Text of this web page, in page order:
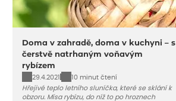
Doma v zahradě, doma v kuchyni – s
čerstvě natrhaným voňavým
rybízem
29.4.2021
10 minut čtení
Hřejivé teplo letního sluníčka, které se sklání k
obzoru. Mísa rybízu, do níž to po hroznech